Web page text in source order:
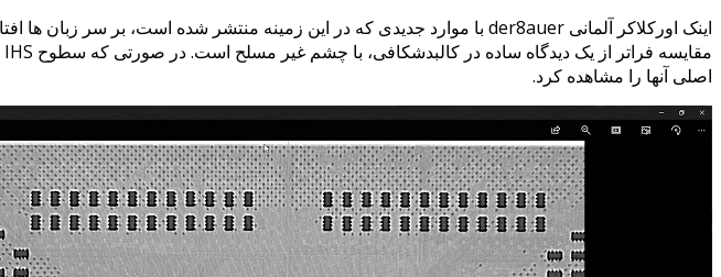
اصلی آنها را مشاهده کرد.